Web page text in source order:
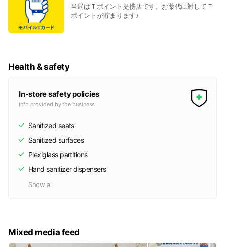
当局はＴポイント提携店です。お薬代に対してＴ
ポイントが貯まります♪
Health & safety
In-store safety policies
Info provided by the business
Sanitized seats
Sanitized surfaces
Plexiglass partitions
Hand sanitizer dispensers
Show all
Mixed media feed